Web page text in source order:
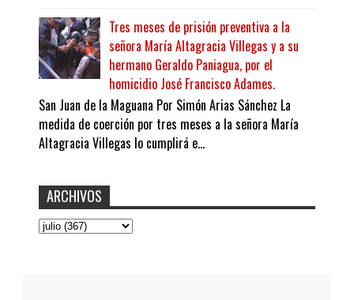
Tres meses de prisión preventiva a la
señora María Altagracia Villegas y a su
hermano Geraldo Paniagua, por el
homicidio José Francisco Adames.
San Juan de la Maguana Por Simón Arias Sánchez La
medida de coerción por tres meses a la señora María
Altagracia Villegas lo cumplirá e...
ARCHIVOS